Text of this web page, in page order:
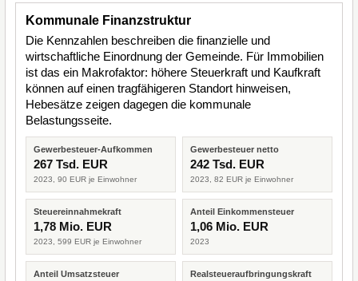
Kommunale Finanzstruktur
Die Kennzahlen beschreiben die finanzielle und
wirtschaftliche Einordnung der Gemeinde. Für Immobilien
ist das ein Makrofaktor: höhere Steuerkraft und Kaufkraft
können auf einen tragfähigeren Standort hinweisen,
Hebesätze zeigen dagegen die kommunale
Belastungsseite.
Gewerbesteuer-Aufkommen
267 Tsd. EUR
2023, 90 EUR je Einwohner
Gewerbesteuer netto
242 Tsd. EUR
2023, 82 EUR je Einwohner
Steuereinnahmekraft
1,78 Mio. EUR
2023, 599 EUR je Einwohner
Anteil Einkommensteuer
1,06 Mio. EUR
2023
Anteil Umsatzsteuer Realsteueraufbringungskraft